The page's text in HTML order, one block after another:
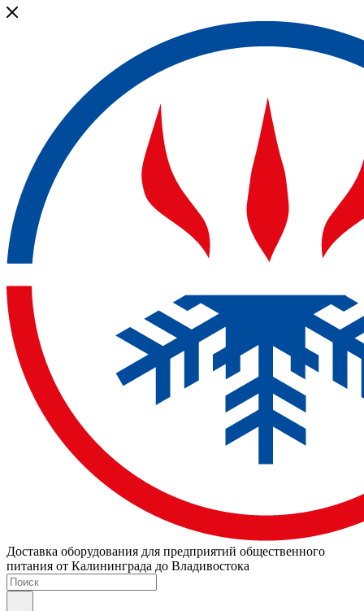
Доставка оборудования для предприятий общественного
питания от Калининграда до Владивостока